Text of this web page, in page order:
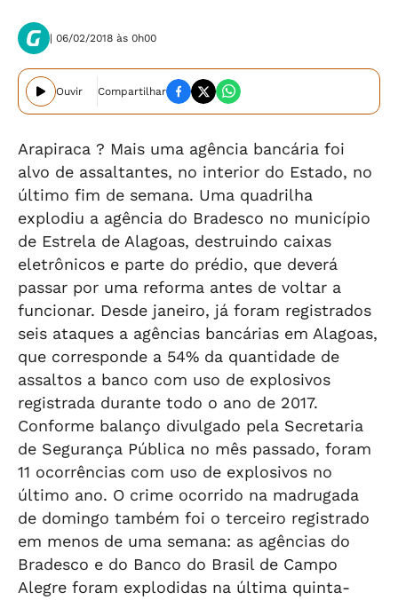
| 06/02/2018 às 0h00
Ouvir Compartilhar
Arapiraca ? Mais uma agência bancária foi
alvo de assaltantes, no interior do Estado, no
último fim de semana. Uma quadrilha
explodiu a agência do Bradesco no município
de Estrela de Alagoas, destruindo caixas
eletrônicos e parte do prédio, que deverá
passar por uma reforma antes de voltar a
funcionar. Desde janeiro, já foram registrados
seis ataques a agências bancárias em Alagoas,
que corresponde a 54% da quantidade de
assaltos a banco com uso de explosivos
registrada durante todo o ano de 2017.
Conforme balanço divulgado pela Secretaria
de Segurança Pública no mês passado, foram
11 ocorrências com uso de explosivos no
último ano. O crime ocorrido na madrugada
de domingo também foi o terceiro registrado
em menos de uma semana: as agências do
Bradesco e do Banco do Brasil de Campo
Alegre foram explodidas na última quinta-